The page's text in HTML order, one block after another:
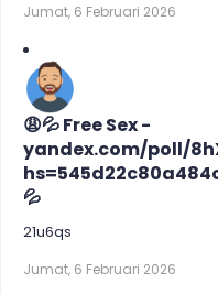
Jumat, 6 Februari 2026
😩💦 Free Sex -
yandex.com/poll/
💦
21u6qs
Jumat, 6 Februari 2026